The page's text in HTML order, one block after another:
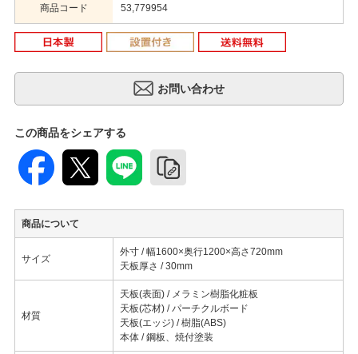
商品コード
53,779954
この商品をシェアする
商品について
サイズ
外寸 / 幅1600×奥行1200×高さ720mm
天板厚さ / 30mm
材質
天板(表面) / メラミン樹脂化粧板
天板(芯材) / パーチクルボード
天板(エッジ) / 樹脂(ABS)
本体 / 鋼板、焼付塗装